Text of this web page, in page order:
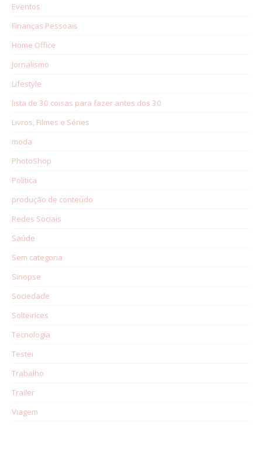
Eventos
Finanças Pessoais
Home Office
Jornalismo
Lifestyle
lista de 30 coisas para fazer antes dos 30
Livros, Filmes e Séries
moda
PhotoShop
Política
produção de conteúdo
Redes Sociais
Saúde
Sem categoria
Sinopse
Sociedade
Solteirices
Tecnologia
Testei
Trabalho
Trailer
Viagem